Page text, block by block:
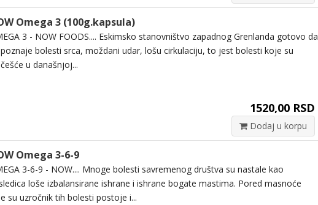
Omega 3 (100g.kapsula)
3 - NOW FOODS.... Eskimsko stanovništvo zapadnog Grenlanda gotovo da
bolesti srca, moždani udar, lošu cirkulaciju, to jest bolesti koje su
u današnjoj...
1520,00 RSD
Dodaj u korpu
Omega 3-6-9
3-6-9 - NOW.... Mnoge bolesti savremenog društva su nastale kao
loše izbalansirane ishrane i ishrane bogate mastima. Pored masnoće
su uzročnik tih bolesti postoje i...